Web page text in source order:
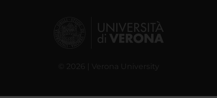
© 2026 | Verona University